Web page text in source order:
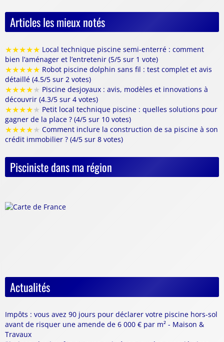
Articles les mieux notés
★★★★★ Local technique piscine semi-enterré : comment
bien l’aménager et l’entretenir (5/5 sur 1 vote)
★★★★★ Robot piscine dolphin sans fil : test complet et avis
détaillé (4.5/5 sur 2 votes)
★★★★★ Piscine desjoyaux : avis, modèles et innovations à
découvrir (4.3/5 sur 4 votes)
★★★★★ Petit local technique piscine : quelles solutions pour
gagner de la place ? (4/5 sur 10 votes)
★★★★★ Comment inclure la construction de sa piscine à son
crédit immobilier ? (4/5 sur 8 votes)
Pisciniste dans ma région
Actualités
Impôts : vous avez 90 jours pour déclarer votre piscine hors-sol
avant de risquer une amende de 6 000 € par m² - Maison &
Travaux